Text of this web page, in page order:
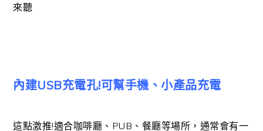
來聽
內建USB充電孔!可幫手機、小產品充電
這點激推!適合咖啡廳、PUB、餐廳等場所，通常會有一